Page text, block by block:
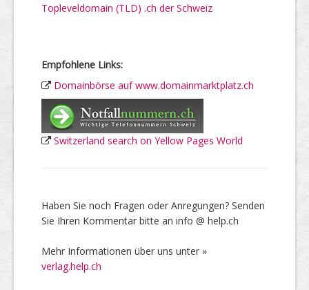
Topleveldomain (TLD) .ch der Schweiz
Empfohlene Links:
Domainbörse auf www.domainmarktplatz.ch
Switzerland search on Yellow Pages World
Haben Sie noch Fragen oder Anregungen? Senden
Sie Ihren Kommentar bitte an info @ help.ch
Mehr Informationen über uns unter »
verlag.help.ch